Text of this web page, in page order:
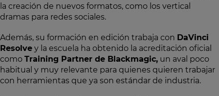
la creación de nuevos formatos, como los vertical
dramas para redes sociales.
Además, su formación en edición trabaja con DaVinci
Resolve y la escuela ha obtenido la acreditación oficial
como Training Partner de Blackmagic, un aval poco
habitual y muy relevante para quienes quieren trabajar
con herramientas que ya son estándar de industria.